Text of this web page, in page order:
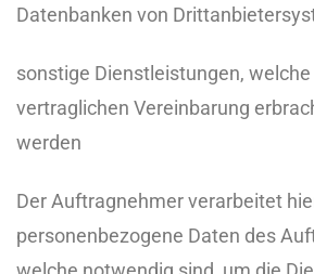
Datenbanken von
sonstige Dienstleistungen,
vertraglichen Vereinbarung
werden
Der Auftragnehmer verarbeitet
personenbezogene Daten des